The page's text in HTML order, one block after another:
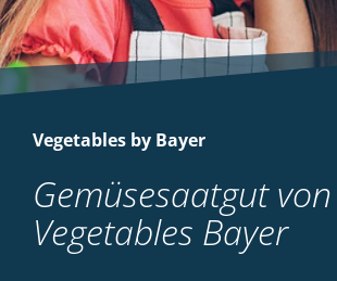
Vegetables by Bayer
Gemüsesaatgut von
Vegetables Bayer